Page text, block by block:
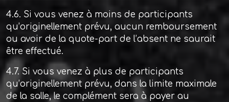
4.6. Si vous venez à moins de participants
qu’originellement prévu, aucun remboursement
ou avoir de la quote-part de l’absent ne saurait
être effectué.
4.7. Si vous venez à plus de participants
qu’originellement prévu, dans la limite maximale
de la salle, le complément sera à payer au